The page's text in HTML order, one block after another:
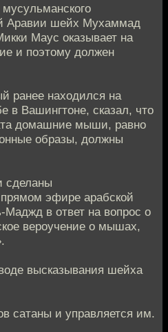
Аравии шейх Мухаммад
Маус оказывает на
и поэтому должен
ранее находился на
в Вашингтоне, сказал, что
домашние мыши, равно
образы, должны
сделаны
эфире арабской
Маджд в ответ на вопрос о
вероучение о мышах,
высказывания шейха
сатаны и управляется им.